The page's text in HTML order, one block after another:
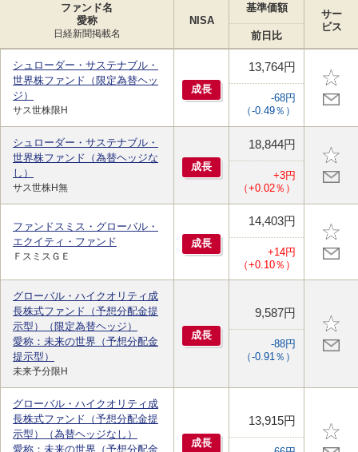
ファンド名
愛称
日経新聞掲載名
NISA
基準価額
サー
ビス
前日比
シュローダー・サステナブル・
世界株ファンド（限定為替ヘッ
ジ）
サス世株限H
成長
13,764円
-68円
（-0.49％）
シュローダー・サステナブル・
世界株ファンド（為替ヘッジな
し）
サス世株H無
成長
18,844円
+3円
（+0.02％）
ファンドスミス・グローバル・
エクイティ・ファンド
ＦスミスＧＥ
成長
14,403円
+14円
（+0.10％）
グローバル・ハイクオリティ成
長株式ファンド（予想分配金提
示型）（限定為替ヘッジ）
愛称：未来の世界（予想分配金
提示型）
未来予分限H
成長
9,587円
-88円
（-0.91％）
グローバル・ハイクオリティ成
長株式ファンド（予想分配金提
示型）（為替ヘッジなし）
愛称：未来の世界（予想分配金
成長
13,915円